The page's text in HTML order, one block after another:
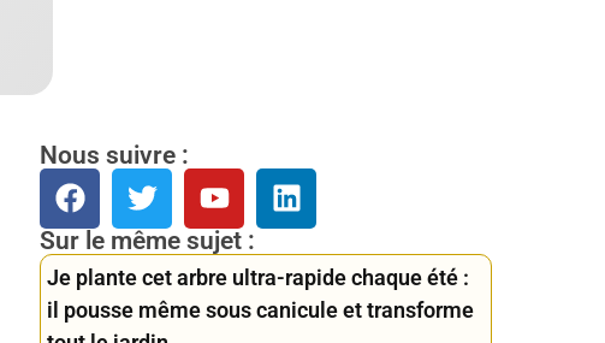
Nous suivre :
Sur le même sujet :
Je plante cet arbre ultra-rapide chaque été :
il pousse même sous canicule et transforme